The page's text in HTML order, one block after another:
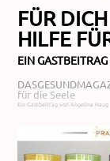
FÜR
HILFE
EIN
für die Seele
Ein Gastbeitrag von Angelina Haug